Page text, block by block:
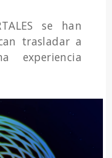
se han
trasladar a
experiencia